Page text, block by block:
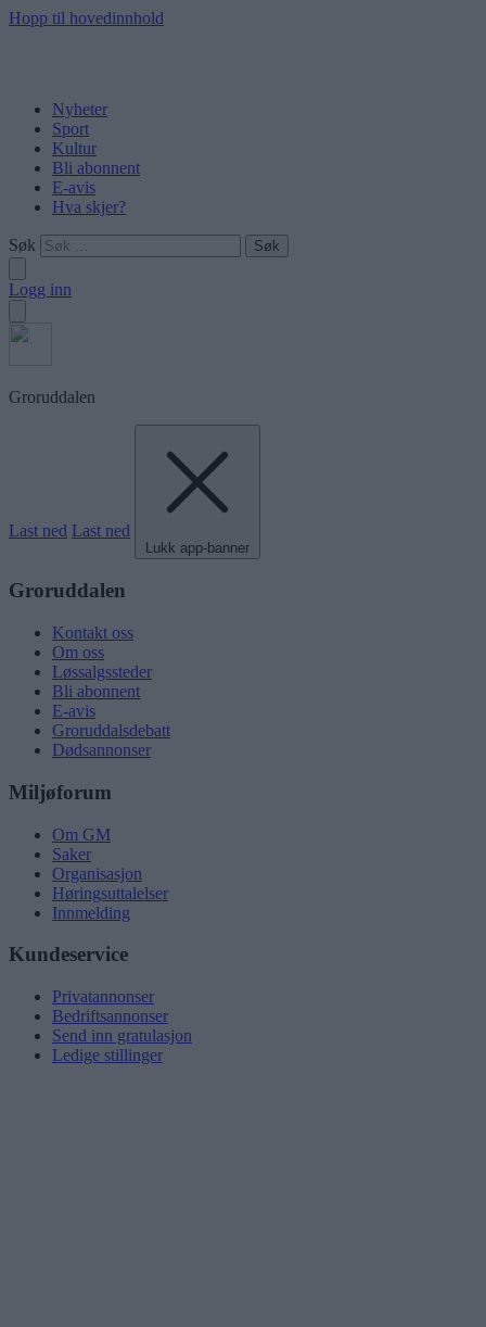
Hopp til hovedinnhold
Nyheter
Sport
Kultur
Bli abonnent
E-avis
Hva skjer?
Søk
Logg inn
Groruddalen
Last ned Last ned
Lukk app-banner
Groruddalen
Kontakt oss
Om oss
Løssalgssteder
Bli abonnent
E-avis
Groruddalsdebatt
Dødsannonser
Miljøforum
Om GM
Saker
Organisasjon
Høringsuttalelser
Innmelding
Kundeservice
Privatannonser
Bedriftsannonser
Send inn gratulasjon
Ledige stillinger